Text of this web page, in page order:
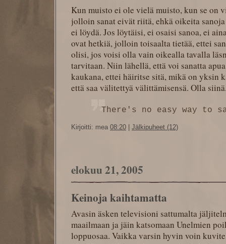
Kun muisto ei ole vielä muisto, kun se on
jolloin sanat eivät riitä, ehkä oikeita
ei löydä. Jos löytäisi, ei osaisi sanoa, ei
ovat hetkiä, jolloin toisaalta tietää, ettei
olisi, jos voisi olla vain oikealla tavalla
tarvitaan. Niin lähellä, että voi sanatta
kaukana, ettei häiritse sitä, mikä on yksin
että saa välitettyä välittämisensä. Olla
There's no easy way to
Kirjoitti: mea 08:20 Jälkipuheet (12)
elokuu 21, 2005
Keinoja kaihtamatta
Avasin äsken televisioni sattumalta
maailmaan ja jäin katsomaan Unelmien
loppuosaa. Vaikka varsin hyvin voin